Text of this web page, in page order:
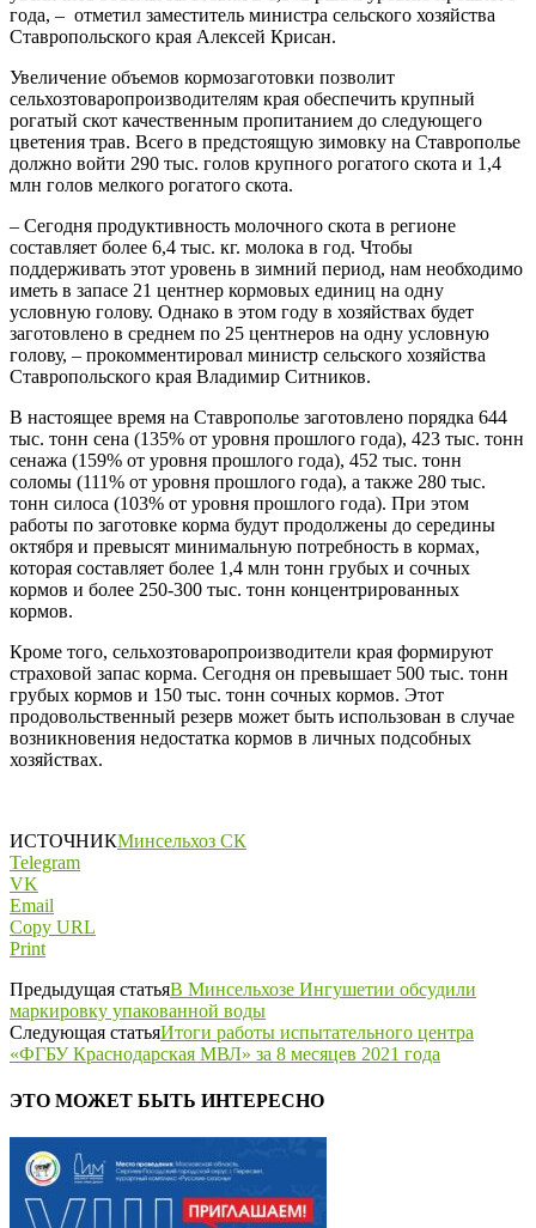
года, – отметил заместитель министра сельского хозяйства
Ставропольского края Алексей Крисан.
Увеличение объемов кормозаготовки позволит
сельхозтоваропроизводителям края обеспечить крупный
рогатый скот качественным пропитанием до следующего
цветения трав. Всего в предстоящую зимовку на Ставрополье
должно войти 290 тыс. голов крупного рогатого скота и 1,4
млн голов мелкого рогатого скота.
– Сегодня продуктивность молочного скота в регионе
составляет более 6,4 тыс. кг. молока в год. Чтобы
поддерживать этот уровень в зимний период, нам необходимо
иметь в запасе 21 центнер кормовых единиц на одну
условную голову. Однако в этом году в хозяйствах будет
заготовлено в среднем по 25 центнеров на одну условную
голову, – прокомментировал министр сельского хозяйства
Ставропольского края Владимир Ситников.
В настоящее время на Ставрополье заготовлено порядка 644
тыс. тонн сена (135% от уровня прошлого года), 423 тыс. тонн
сенажа (159% от уровня прошлого года), 452 тыс. тонн
соломы (111% от уровня прошлого года), а также 280 тыс.
тонн силоса (103% от уровня прошлого года). При этом
работы по заготовке корма будут продолжены до середины
октября и превысят минимальную потребность в кормах,
которая составляет более 1,4 млн тонн грубых и сочных
кормов и более 250-300 тыс. тонн концентрированных
кормов.
Кроме того, сельхозтоваропроизводители края формируют
страховой запас корма. Сегодня он превышает 500 тыс. тонн
грубых кормов и 150 тыс. тонн сочных кормов. Этот
продовольственный резерв может быть использован в случае
возникновения недостатка кормов в личных подсобных
хозяйствах.
ИСТОЧНИКМинсельхоз СК
Telegram
VK
Email
Copy URL
Print
Предыдущая статьяВ Минсельхозе Ингушетии обсудили
маркировку упакованной воды
Следующая статьяИтоги работы испытательного центра
«ФГБУ Краснодарская МВЛ» за 8 месяцев 2021 года
ЭТО МОЖЕТ БЫТЬ ИНТЕРЕСНО